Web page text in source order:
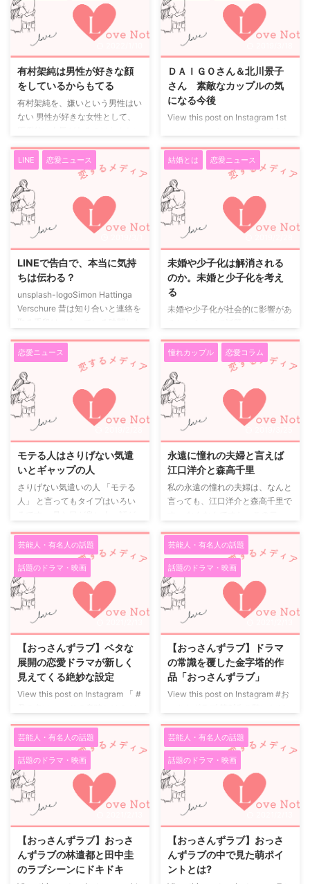
といえば誰もがこの2人を思い浮
かべるのではないだろうか。 言
わずと知れた日本最大手の通販ア
パレルブランド「ZOZOTOWN」
剛力彩芽。 世の中の反応は 世の
男性は、 「剛力彩芽と付き合え
て羨ましい」 などと彼に嫉妬を
する一方、世の女性は、 「お金
てあたふたしてるのって疲れま
す。 不安になるのは、相手に飽
きられないかフラれないかと思う
からですが、相手に気に入られる
はどこに行っちゃうんでしょう。
恋愛で不安になってるのって少し
なら可愛いけれど、あまり続くと
重いです。 不安になる暇がある
...
有村架純は男性が好きな顔
をしているからもてる
有村架純を、嫌いという男性はい
ない 男性が好きな女性として、
を、嫌いという男性はいないので
はないでしょうか。 それぐら
い、男性が好きな女性ということ
がわかります。 有村架純は美人
というよりも圧倒的に可愛い そ
の理由としては、有村架純はなん
と言っても可愛いということがあ
が、美人というよりも圧倒的に可
愛いという、そんな言葉が合うの
です。 男性としては、もちろん
美人も好きですがそれよりも可愛
い ...
ＤＡＩＧＯさん＆北川景子
さん 素敵なカップルの気
になる今後
View this post on Instagram 1st
ん(@daigo_breakerz_)がシェア
した投稿 - 2017年 1月月11日午前
5時08分PST ビッグカップルの交
際報道 2人の交際は、久々のビッ
グカップル誕生ということでスポ
ーツ誌でも大々的に取り上げられ
ました。 北川景子さんは超売れ
っ子の女優さん、報道後マスコミ
にどんな対応をするのかと思って
いたら隠れたり逃げたりせず、わ
りとオープンに。イベントに出演
した際にも報道陣から現在 ...
LINE 恋愛ニュース
LINEで告白で、本当に気持
ちは伝わる？
unsplash-logoSimon Hattinga
Verschure 昔は知り合いと連絡を
によって、直接会わなくても固定
電話で連絡をとれるようになり、
更にはメールの文字で、今では
LINEで1秒足らずで相手にメッセ
ージが届くようになりました。
人に自分の思いを伝えることは、
文字に乗せてしまえばLINEで一
そんな便利ツールで、気になって
いる相手に告白をしようとしてい
るあなた、本当にあなたの気持ち
は伝わりますか？ ...
結婚とは 恋愛ニュース
未婚や少子化は解消される
のか。未婚と少子化を考え
る
未婚や少子化が社会的に影響があ
す。 未婚の成人が増え、結果的
に少子化が進んでいるのもありま
すが、結婚していても、経済的な
事や、子育てするにあたって、子
どもを持ちにくいゆえに少子化に
なっている場合もあります。 未
婚を解消するには、昔ながらのお
見合いの機会をもっと持ちやすく
したら良いと考えます。 しかも
30代までの早い段階で、カジュ
アルにお見合いができるような環
境になればよいと思うのです。
そして、結婚とは、生活を夫婦で
ら家族を増やしていくことだと、
...
恋愛ニュース
モテる人はさりげない気遣
いとギャップの人
さりげない気遣いの人 「モテる
人」 と言ってもタイプはいろい
等々。 ですが多種多様の「モテ
る人」に共通する傾向のようなも
のがあります。それは第一に、他
者へのさりげない気遣いです。
モテる人は、普段そんなふうに見
えなくても、自分が落ち込んでい
る時に気の利いた一言を掛けてく
し入れしてくれたり、小さなメッ
セージカードをそっと机の上に置
いてくれたりします。 それも押
し付けがましくでなく、あくまで
う何 ...
憧れカップル 恋愛コラム
永遠に憧れの夫婦と言えば
江口洋介と森高千里
私の永遠の憧れの夫婦は、なんと
言っても、江口洋介と森高千里で
れます。 この二人だけは、ずっ
と上手く行って欲しいと切に思っ
ています。 そもそもこの二人、
もう50歳になるはずなのに、い
つまでも絵になり過ぎな上に、ラ
ブラブビームが永遠に続いている
感じで、もう羨ましいと言ったら
もいつまでもこんな夫婦で、いら
れたらいいなぁと思っています。
天皇陛下夫婦と同じくらい、安心
感のある夫婦の愛を感じます。
...
芸能人・有名人の話題
話題のドラマ・映画
【おっさんずラブ】ベタな
展開の恋愛ドラマが新しく
見えてくる絶妙な設定
View this post on Instagram ‪「 #
るたん、板挟みでパニック！‬ ‪謎
めいてる主任、激怒？‬ ‪#田中圭 #
吉田鋼太郎 #林遣都 #眞島秀和‬ ‪#
おっさんずラブ‬ ‪#第3話 #今夜11
時15分〜‬ ‪#あと30分だお?‬ 【公
式】おっさんずラブ?ドラマアカ
ウントさん(@ossanslove)がシェ
アした投稿 - 2018年 5月月5日午
前6時46分PDT 特に期待してい
ないで見始めたおっさんずラブ
私の中でドラマは、だいたい見た
い内容が決 ...
芸能人・有名人の話題
話題のドラマ・映画
【おっさんずラブ】ドラマ
の常識を覆した金字塔的作
品「おっさんずラブ」
View this post on Instagram #お
きありがとうございました?‍
来
週放送の第4話「第三の男」は…
春田をめぐる恋愛事情に新たな急
展開が
第三の男、武川政宗始
動...!? さらに、居酒屋わんだほう
が閉店の危機に？ #田中圭 #吉田
鋼太郎 #林遣都 #眞島秀和 #来週
もお楽しみに 【公式】おっさん
ずラブ?ドラマアカウントさん
(@ossanslove)がシェアした投稿
- 2018年 5月月5日午前8時02分
PDT 春田派、牧派、部長派、主
芸能人・有名人の話題
話題のドラマ・映画
【おっさんずラブ】おっさ
んずラブの林遣都と田中圭
のラブシーンにドキドキ
芸能人・有名人の話題
話題のドラマ・映画
【おっさんずラブ】おっさ
んずラブの中で見た萌ポイ
ントとは?